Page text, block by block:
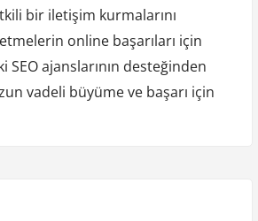
bir iletişim kurmalarını
online başarıları için
SEO ajanslarının desteğinden
vadeli büyüme ve başarı için